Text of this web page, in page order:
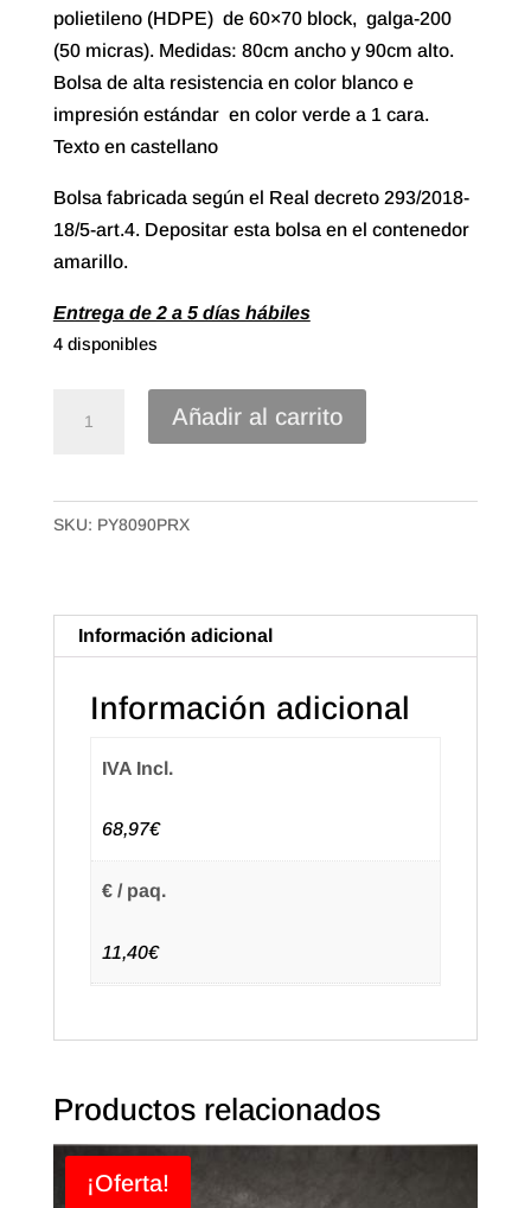
polietileno (HDPE) de 60×70 block, galga-200
(50 micras). Medidas: 80cm ancho y 90cm alto.
Bolsa de alta resistencia en color blanco e
impresión estándar en color verde a 1 cara.
Texto en castellano
Bolsa fabricada según el Real decreto 293/2018-
18/5-art.4. Depositar esta bolsa en el contenedor
amarillo.
Entrega de 2 a 5 días hábiles
4 disponibles
Plástico
70%
80x90
50mc.
Paquete
castellano
cantidad
Añadir al carrito
SKU: PY8090PRX
Información adicional
Información adicional
IVA Incl.
68,97€
€ / paq.
11,40€
Productos relacionados
¡Oferta!